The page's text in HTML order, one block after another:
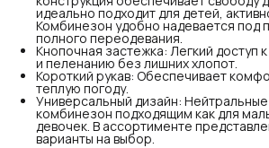
идеально подходит для детей,
Комбинезон удобно надевается под
полного переодевания.
Кнопочная застежка: Легкий доступ
и пеленанию без лишних хлопот.
Короткий рукав: Обеспечивает
теплую погоду.
Универсальный дизайн:
комбинезон подходящим как для
девочек. В ассортименте
варианты на выбор.